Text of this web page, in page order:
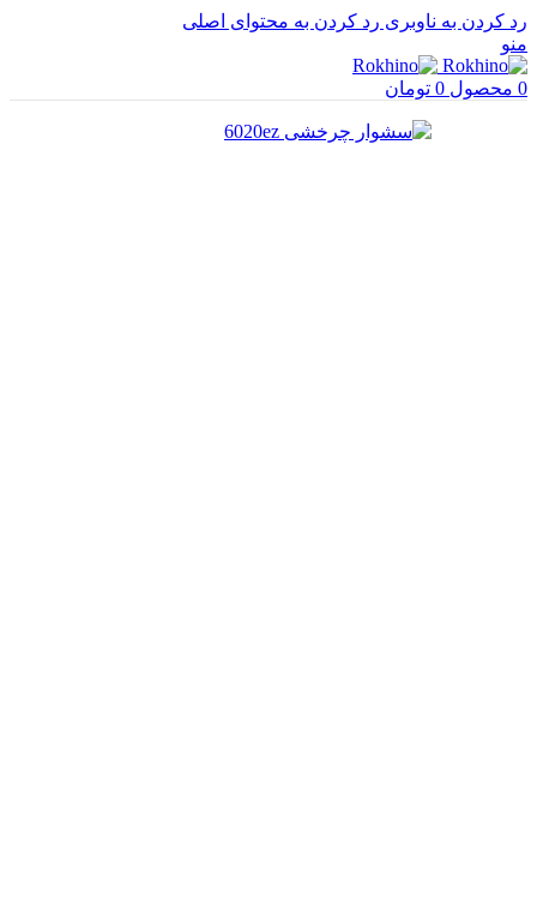
رد کردن به ناوبری رد کردن به محتوای اصلی
منو
0 محصول 0 تومان